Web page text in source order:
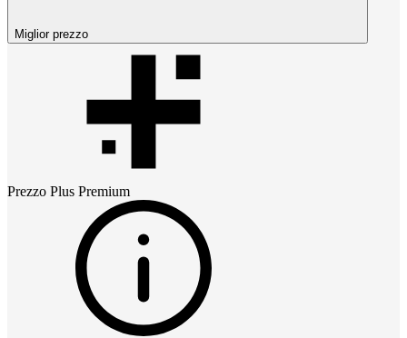
Miglior prezzo
Prezzo Plus Premium